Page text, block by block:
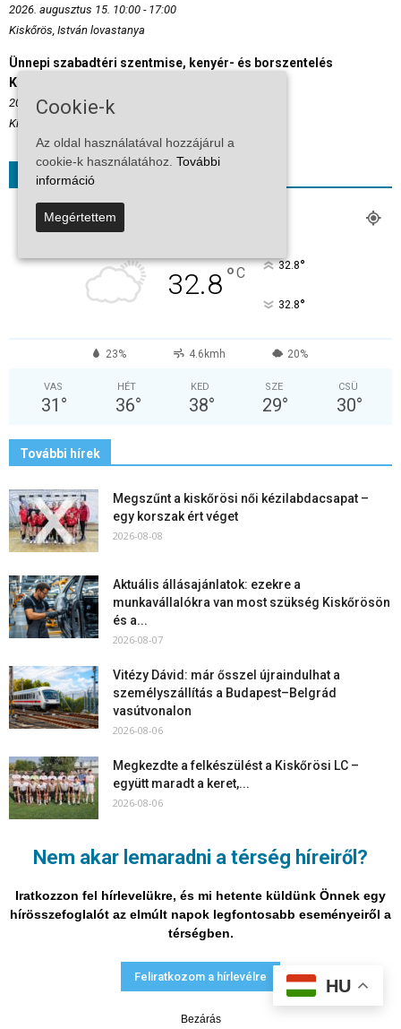
Nem akar lemaradni a térség híreiről?
Iratkozzon fel hírlevelükre, és mi hetente küldünk Önnek egy
hírösszefoglalót az elmúlt napok legfontosabb eseményeiről a
térségben.
Feliratkozom a hírlevélre
Bezárás
2026. augusztus 15. 10:00 - 17:00
Kiskőrös, István lovastanya
Ünnepi szabadtéri szentmise, kenyér- és borszentelés
Kiskőrösön augusztus 20-án
2026. augusztus 20. 09:00 - 11:00
Kiskőrös, Petőfi tér
Időjárás
KISKŐRÖS
32.8°C 32.8°
32.8°
23% 4.6kmh 20%
VAS
31 °
HÉT
36°
KED
38°
SZE
29°
CSÜ
30°
További hírek
Megszűnt a kiskőrösi női kézilabdacsapat –
egy korszak ért véget
2026-08-08
Aktuális állásajánlatok: ezekre a
munkavállalókra van most szükség Kiskőrösön
és a...
2026-08-07
Vitézy Dávid: már ősszel újraindulhat a
személyszállítás a Budapest–Belgrád
vasútvonalon
2026-08-06
Megkezdte a felkészülést a Kiskőrösi LC –
együtt maradt a keret,...
2026-08-06
Mi történik Európa felett? Ezért nem tud
2026-08-05
Adatvédelmi nyilatkozat Médiaajánlat Impresszum
HU
Cookie-k
Az oldal használatával hozzájárul a
cookie-k használatához. További
információ
Megértettem